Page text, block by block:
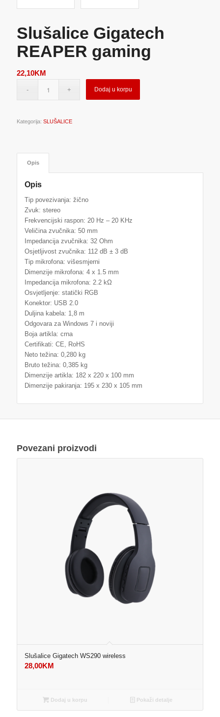
Slušalice Gigatech
REAPER gaming
22,10KM
Dodaj u korpu
Kategorija: SLUŠALICE
Opis
Opis
Tip povezivanja: žično
Zvuk: stereo
Frekvencijski raspon: 20 Hz – 20 KHz
Veličina zvučnika: 50 mm
Impedancija zvučnika: 32 Ohm
Osjetljivost zvučnika: 112 dB ± 3 dB
Tip mikrofona: višesmjerni
Dimenzije mikrofona: 4 x 1.5 mm
Impedancija mikrofona: 2.2 kΩ
Osvjetljenje: statički RGB
Konektor: USB 2.0
Duljina kabela: 1,8 m
Odgovara za Windows 7 i noviji
Boja artikla: crna
Certifikati: CE, RoHS
Neto težina: 0,280 kg
Bruto težina: 0,385 kg
Dimenzije artikla: 182 x 220 x 100 mm
Dimenzije pakiranja: 195 x 230 x 105 mm
Povezani proizvodi
Slušalice Gigatech WS290 wireless
28,00KM
Dodaj u korpu Pokaži detalje